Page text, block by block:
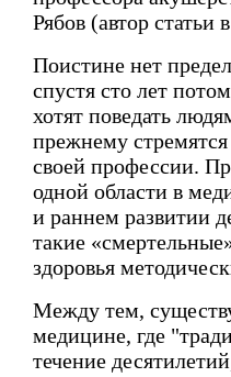
Рябов (автор
Поистине нет
спустя сто лет
хотят поведать
прежнему
своей профессии.
одной области в
и раннем развитии
такие
здоровья
Между тем,
медицине, где
течение